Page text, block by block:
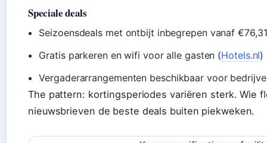
Speciale deals
Seizoensdeals met ontbijt inbegrepen vanaf
Gratis parkeren en wifi voor alle gasten (Hotels.nl)
Vergaderarrangementen beschikbaar voor
The pattern: kortingsperiodes variëren sterk. Wie
nieuwsbrieven de beste deals buiten piekweken.